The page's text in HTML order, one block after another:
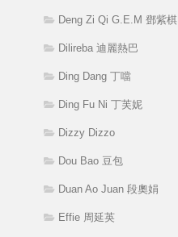
Deng Zi Qi G.E.M 鄧紫棋
Dilireba 迪麗熱巴
Ding Dang 丁噹
Ding Fu Ni 丁芙妮
Dizzy Dizzo
Dou Bao 豆包
Duan Ao Juan 段奧娟
Effie 周延英